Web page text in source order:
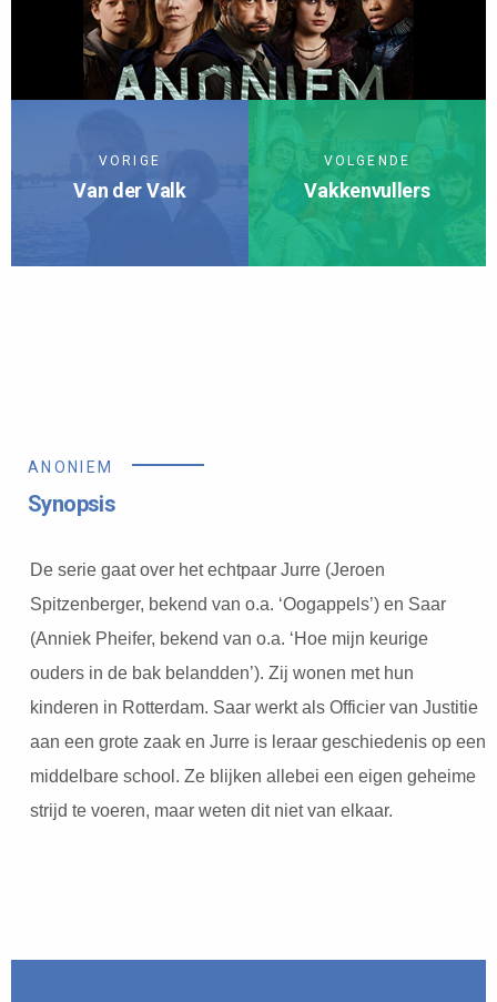
VORIGE
Van der Valk
VOLGENDE
Vakkenvullers
ANONIEM
Synopsis
De serie gaat over het echtpaar Jurre (Jeroen
Spitzenberger, bekend van o.a. ‘Oogappels’) en Saar
(Anniek Pheifer, bekend van o.a. ‘Hoe mijn keurige
ouders in de bak belandden’). Zij wonen met hun
kinderen in Rotterdam. Saar werkt als Officier van Justitie
aan een grote zaak en Jurre is leraar geschiedenis op een
middelbare school. Ze blijken allebei een eigen geheime
strijd te voeren, maar weten dit niet van elkaar.